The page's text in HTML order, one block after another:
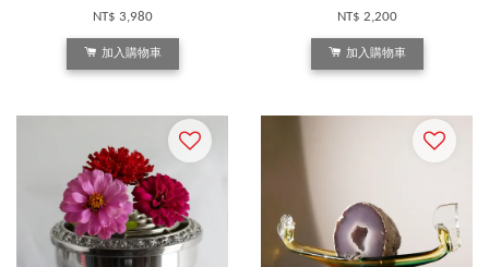
NT$ 3,980
加入購物車
NT$ 2,200
加入購物車